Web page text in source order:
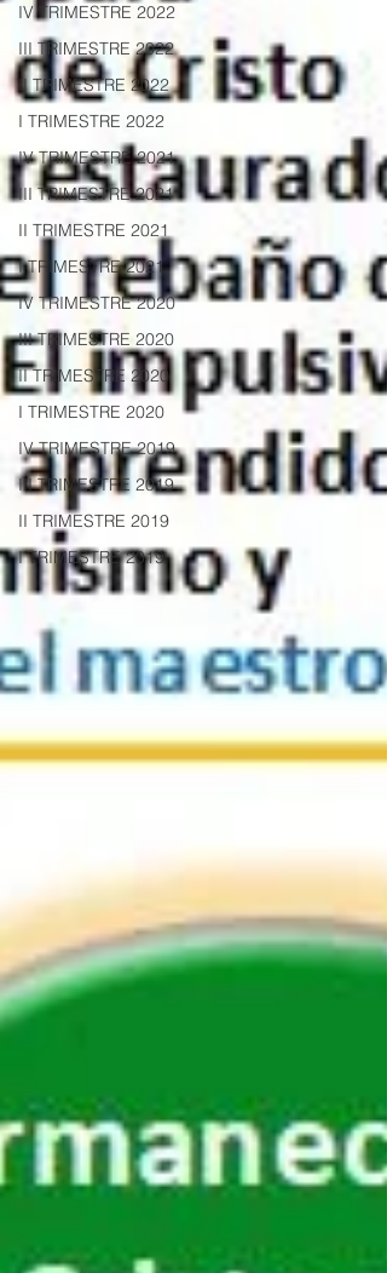
IV TRIMESTRE 2022
III TRIMESTRE 2022
II TRIMESTRE 2022
I TRIMESTRE 2022
IV TRIMESTRE 2021
III TRIMESTRE 2021
II TRIMESTRE 2021
I TRIMESTRE 2021
IV TRIMESTRE 2020
III TRIMESTRE 2020
II TRIMESTRE 2020
I TRIMESTRE 2020
IV TRIMESTRE 2019
III TRIMESTRE 2019
II TRIMESTRE 2019
I TRIMESTRE 2019